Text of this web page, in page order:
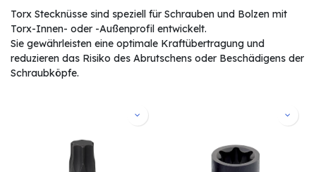
Torx Stecknüsse sind speziell für Schrauben und Bolzen mit
Torx-Innen- oder -Außenprofil entwickelt.
Sie gewährleisten eine optimale Kraftübertragung und
reduzieren das Risiko des Abrutschens oder Beschädigens der
Schraubköpfe.